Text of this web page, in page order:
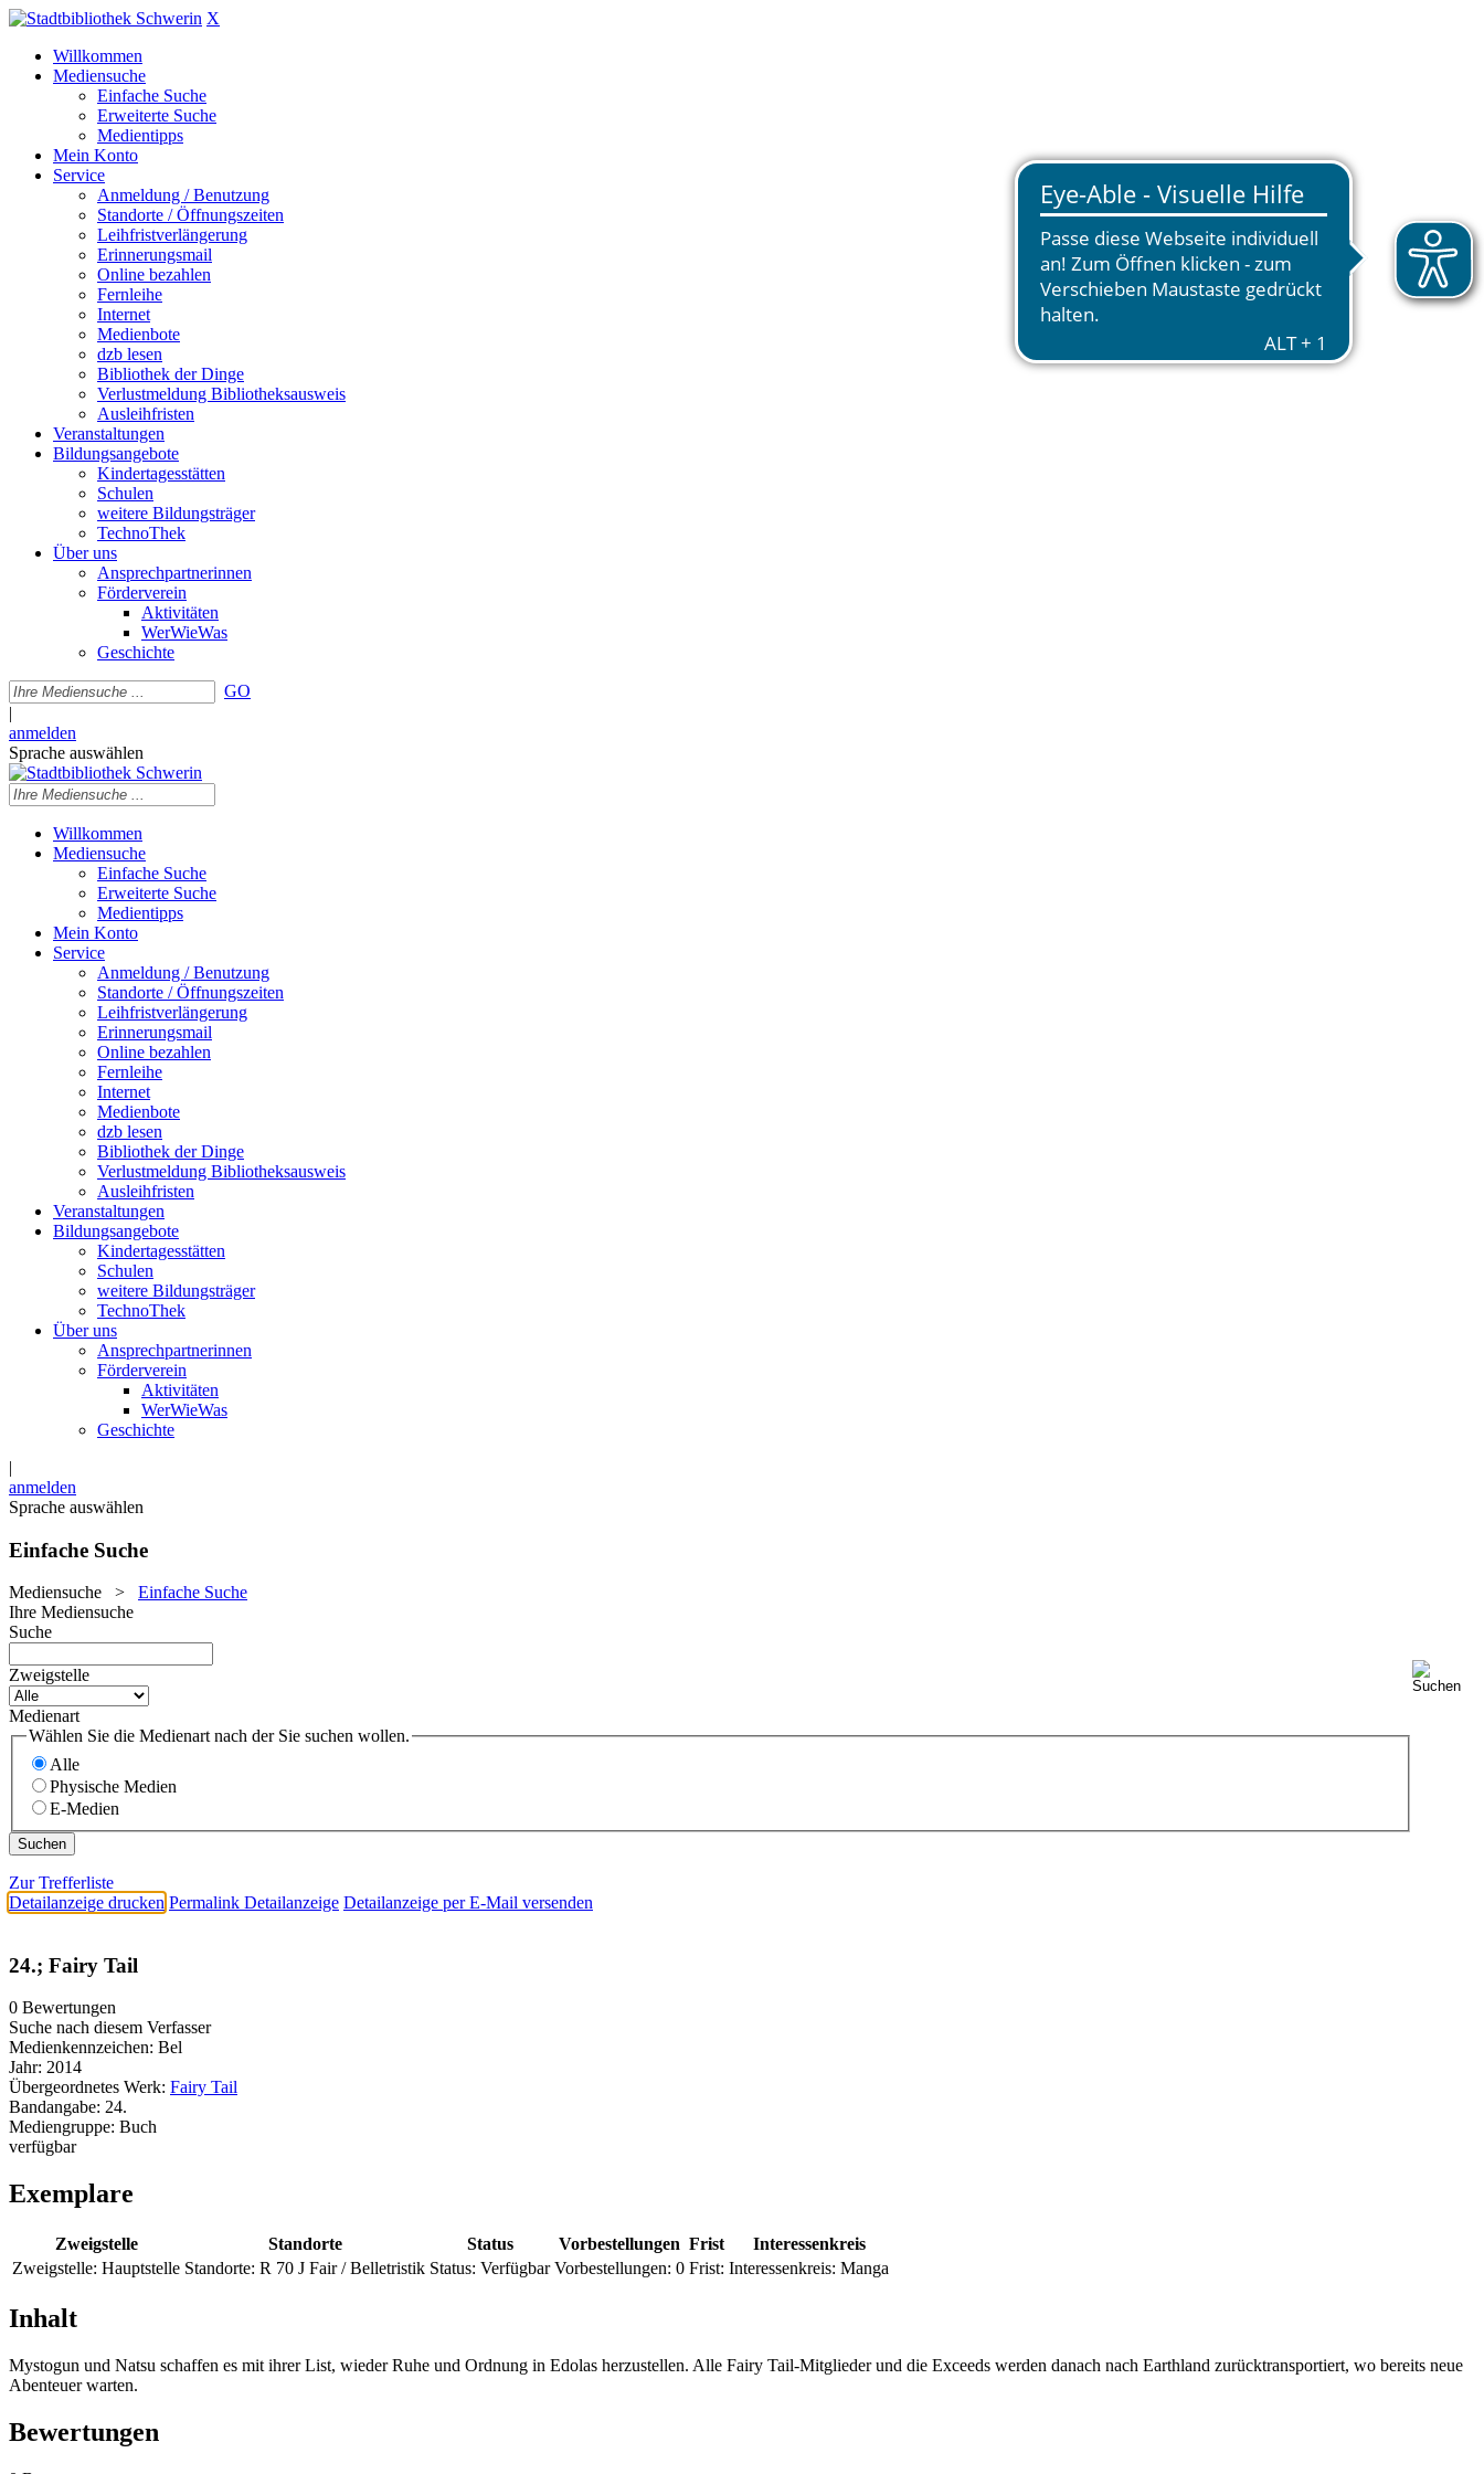
X
Willkommen
Mediensuche
Einfache Suche
Erweiterte Suche
Medientipps
Mein Konto
Service
Anmeldung / Benutzung
Standorte / Öffnungszeiten
Leihfristverlängerung
Erinnerungsmail
Online bezahlen
Fernleihe
Internet
Medienbote
dzb lesen
Bibliothek der Dinge
Verlustmeldung Bibliotheksausweis
Ausleihfristen
Veranstaltungen
Bildungsangebote
Kindertagesstätten
Schulen
weitere Bildungsträger
TechnoThek
Über uns
Ansprechpartnerinnen
Förderverein
Aktivitäten
WerWieWas
Geschichte
GO
|
anmelden
Sprache auswählen
Willkommen
Mediensuche
Einfache Suche
Erweiterte Suche
Medientipps
Mein Konto
Service
Anmeldung / Benutzung
Standorte / Öffnungszeiten
Leihfristverlängerung
Erinnerungsmail
Online bezahlen
Fernleihe
Internet
Medienbote
dzb lesen
Bibliothek der Dinge
Verlustmeldung Bibliotheksausweis
Ausleihfristen
Veranstaltungen
Bildungsangebote
Kindertagesstätten
Schulen
weitere Bildungsträger
TechnoThek
Über uns
Ansprechpartnerinnen
Förderverein
Aktivitäten
WerWieWas
Geschichte
|
anmelden
Sprache auswählen
Einfache Suche
Mediensuche > Einfache Suche
Ihre Mediensuche
Suche
Zweigstelle
Medienart
Wählen Sie die Medienart nach der Sie suchen wollen.
Alle
Physische Medien
E-Medien
Zur Trefferliste
Detailanzeige drucken Permalink Detailanzeige Detailanzeige per E-Mail versenden
24.; Fairy Tail
0 Bewertungen
Suche nach diesem Verfasser
Medienkennzeichen: Bel
Jahr: 2014
Übergeordnetes Werk: Fairy Tail
Bandangabe: 24.
Mediengruppe: Buch
verfügbar
Exemplare
Zweigstelle Standorte Status Vorbestellungen Frist
Interessenkreis
Zweigstelle: Hauptstelle Standorte: R 70 J Fair / Belletristik Status: Verfügbar Vorbestellungen: 0 Frist: Interessenkreis: Manga
Inhalt
Mystogun und Natsu schaffen es mit ihrer List, wieder Ruhe und Ordnung in Edolas herzustellen. Alle Fairy Tail-Mitglieder und die Exceeds werden danach nach Earthland zurücktransportiert, wo bereits neue
Abenteuer warten.
Bewertungen